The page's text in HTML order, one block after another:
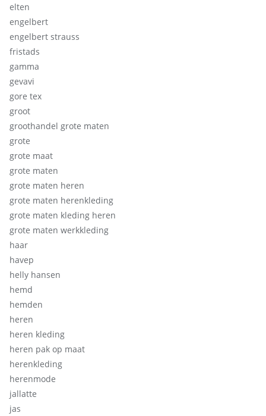
elten
engelbert
engelbert strauss
fristads
gamma
gevavi
gore tex
groot
groothandel grote maten
grote
grote maat
grote maten
grote maten heren
grote maten herenkleding
grote maten kleding heren
grote maten werkkleding
haar
havep
helly hansen
hemd
hemden
heren
heren kleding
heren pak op maat
herenkleding
herenmode
jallatte
jas